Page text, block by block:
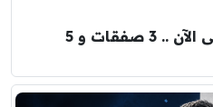
سوق انتقالات برشلونة حتى الآن .. 3 صفقات و 5